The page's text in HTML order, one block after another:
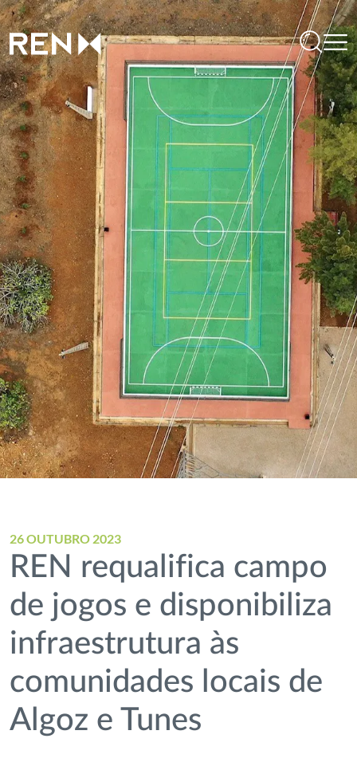
26 OUTUBRO 2023
REN requalifica campo
de jogos e disponibiliza
infraestrutura às
comunidades locais de
Algoz e Tunes